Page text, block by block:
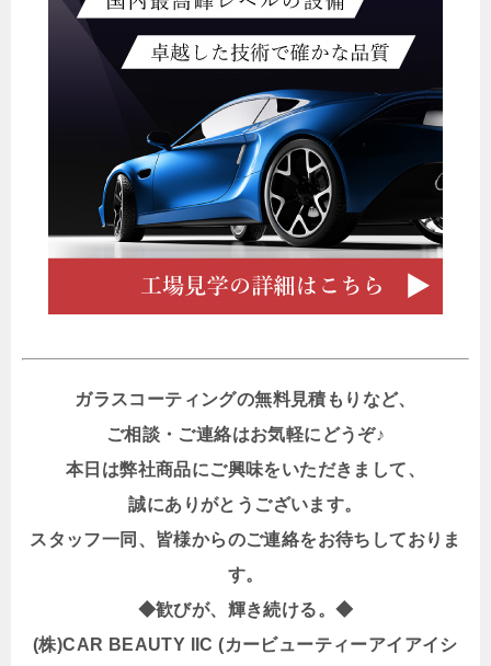
ガラスコーティングの無料見積もりなど、
ご相談・ご連絡はお気軽にどうぞ♪
本日は弊社商品にご興味をいただきまして、
誠にありがとうございます。
スタッフ一同、皆様からのご連絡をお待ちしておりま
す。
◆歓びが、輝き続ける。◆
(株)CAR BEAUTY IIC (カービューティーアイアイシ